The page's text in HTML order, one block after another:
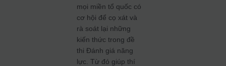
mọi miền tổ quốc có
cơ hội để cọ xát và
rà soát lại những
kiến thức trong đề
thi Đánh giá năng
lực. Từ đó giúp thí